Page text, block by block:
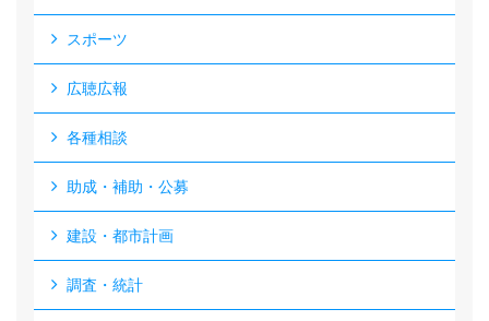
スポーツ
広聴広報
各種相談
助成・補助・公募
建設・都市計画
調査・統計